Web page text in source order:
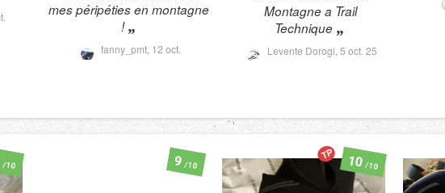
mes péripéties en montagne
!
fanny_pmt, 12 oct.
Montagne a Trail
Technique
Levente Dorogi, 5 oct. 25
/10 9/10 10/10
TP